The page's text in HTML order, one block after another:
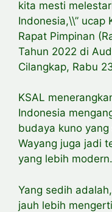
kita mesti
Indonesia,\\” ucap
Rapat Pimpinan
Tahun 2022 di
Cilangkap, Rabu
KSAL
Indonesia
budaya kuno
Wayang juga jadi
yang lebih modern.
Yang sedih
jauh lebih